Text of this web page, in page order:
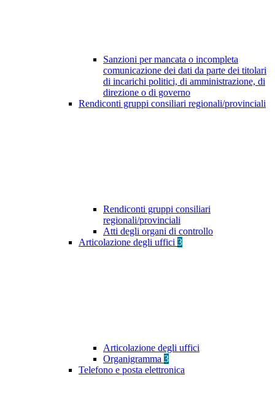
Sanzioni per mancata o incompleta
comunicazione dei dati da parte dei titolari
di incarichi politici, di amministrazione, di
direzione o di governo
Rendiconti gruppi consiliari regionali/provinciali
Rendiconti gruppi consiliari
regionali/provinciali
Atti degli organi di controllo
Articolazione degli uffici 3
Articolazione degli uffici
Organigramma 3
Telefono e posta elettronica